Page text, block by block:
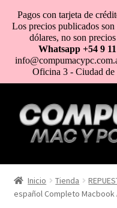
al
contenido
HOME
TIENDA
Inicio Tienda
español Completo Macbook
Pagos con tarjeta de
Los precios publicados
dólares, no son
Whatsapp +54 9
Oficina 3 - Ciudad de